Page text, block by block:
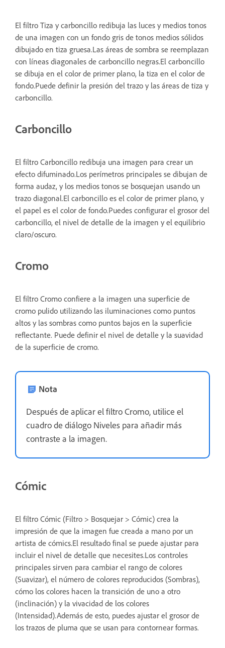
El filtro Tiza y carboncillo redibuja las luces y medios tonos
de una imagen con un fondo gris de tonos medios sólidos
dibujado en tiza gruesa.Las áreas de sombra se reemplazan
con líneas diagonales de carboncillo negras.El carboncillo
se dibuja en el color de primer plano, la tiza en el color de
fondo.Puede definir la presión del trazo y las áreas de tiza y
carboncillo.
Carboncillo
El filtro Carboncillo redibuja una imagen para crear un
efecto difuminado.Los perímetros principales se dibujan de
forma audaz, y los medios tonos se bosquejan usando un
trazo diagonal.El carboncillo es el color de primer plano, y
el papel es el color de fondo.Puedes configurar el grosor del
carboncillo, el nivel de detalle de la imagen y el equilibrio
claro/oscuro.
Cromo
El filtro Cromo confiere a la imagen una superficie de
cromo pulido utilizando las iluminaciones como puntos
altos y las sombras como puntos bajos en la superficie
reflectante. Puede definir el nivel de detalle y la suavidad
de la superficie de cromo.
Nota
Después de aplicar el filtro Cromo, utilice el
cuadro de diálogo Niveles para añadir más
contraste a la imagen.
Cómic
El filtro Cómic (Filtro > Bosquejar > Cómic) crea la
impresión de que la imagen fue creada a mano por un
artista de cómics.El resultado final se puede ajustar para
incluir el nivel de detalle que necesites.Los controles
principales sirven para cambiar el rango de colores
(Suavizar), el número de colores reproducidos (Sombras),
cómo los colores hacen la transición de uno a otro
(inclinación) y la vivacidad de los colores
(Intensidad).Además de esto, puedes ajustar el grosor de
los trazos de pluma que se usan para contornear formas.